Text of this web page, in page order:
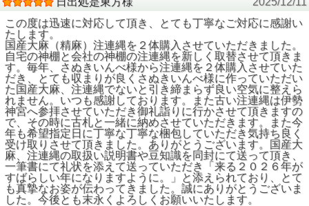
この度は迅速に対応して頂き、とても丁寧なご対応に感謝い
たします。
国産大麻（精麻）注連縄を２体購入させていただきました。
自宅の神棚と会社の神棚の注連縄を新しく取替させて頂きま
す。毎年、さぬきいんべ様から注連縄を２体購入させていた
だき、とても収まりが良くさぬきいんべ様に作っていただい
た国産大麻、注連縄でないと引き締まらず良い空気に整えら
れません。いつも感謝しております。また古い注連縄は伊勢
神宮へ参拝させていただき御礼詣りに行かさせて頂きますの
で、その時に古札と一緒に納めさせていただきます。また今
年も希望指定日に丁寧な丁寧な梱包していただき気持ち良く
受け取りさせて頂きました。ありがとうございます。国産大
麻、注連縄の取扱い説明書や豆知識を同封にて送って頂き、
一筆書にて礼状を添えて送っていただき「来る２０２６年が
すばらしい年になりますように。」と添えられており、とて
も真摯なお姿が伝わってきました。誠にありがとうございま
した。今後とも末永くよろしくお願いいたします。